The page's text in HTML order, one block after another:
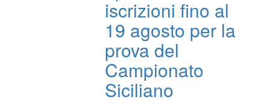
iscrizioni fino al
19 agosto per la
prova del
Campionato
Siciliano